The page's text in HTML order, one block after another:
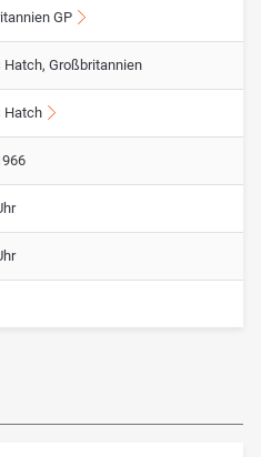
GP
Hatch, Großbritannien
Hatch